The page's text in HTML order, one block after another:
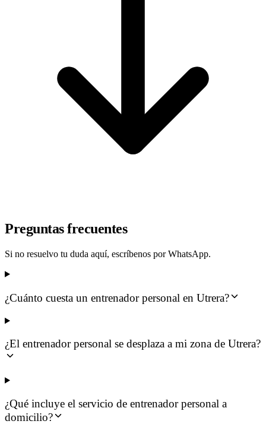
Preguntas frecuentes
Si no resuelvo tu duda aquí, escríbenos por WhatsApp.
¿Cuánto cuesta un entrenador personal en Utrera?
¿El entrenador personal se desplaza a mi zona de Utrera?
¿Qué incluye el servicio de entrenador personal a
domicilio?